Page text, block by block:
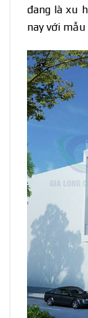
đang là xu
nay với